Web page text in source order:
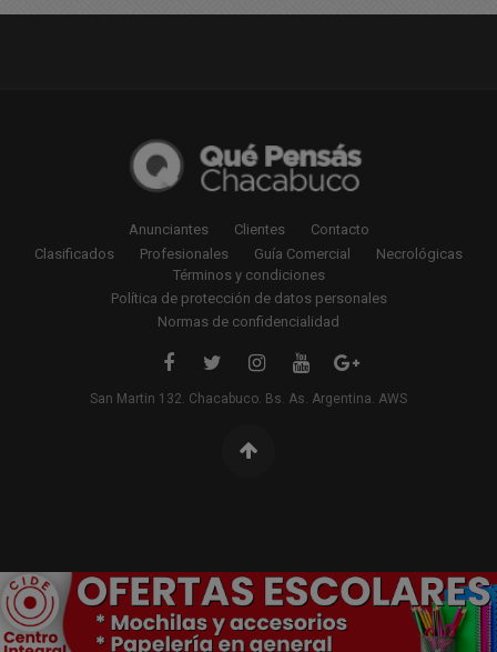
Anunciantes Clientes
Contacto
Clasificados
Profesionales Guía Comercial
Necrológicas
Términos y condiciones
Política de protección de datos personales
Normas de confidencialidad
San Martin 132. Chacabuco. Bs. As. Argentina. AWS